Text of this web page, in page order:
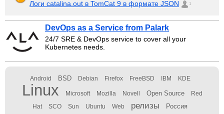
Логи catalina.out в TomCat 9 в формате JSON 1
DevOps as a Service from Palark
24/7 SRE & DevOps service to cover all your
Kubernetes needs.
Android BSD Debian Firefox FreeBSD IBM KDE
Linux Microsoft Mozilla Novell Open Source Red
Hat SCO Sun Ubuntu Web релизы Россия